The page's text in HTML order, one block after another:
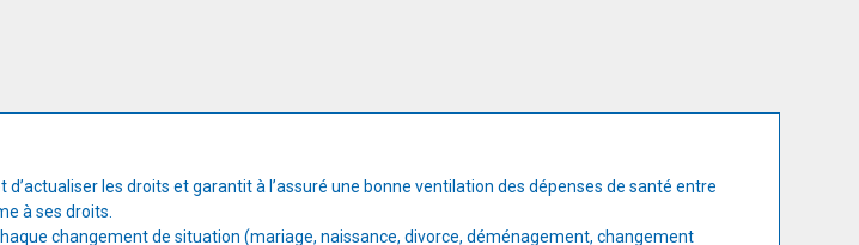
les droits et garantit à l’assuré une bonne ventilation des dépenses de santé entre
à ses droits.
changement de situation (mariage, naissance, divorce, déménagement, changement